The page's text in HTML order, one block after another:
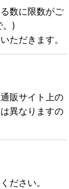
数に限数がご
。)
ただきます。
販サイト上の
異なりますの
ださい。